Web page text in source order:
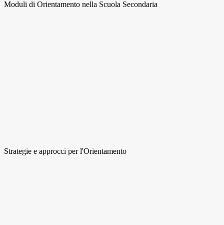
Moduli di Orientamento nella Scuola Secondaria
Strategie e approcci per l'Orientamento